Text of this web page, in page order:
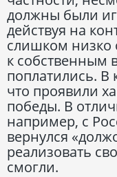
должны были
действуя на
слишком низко
к собственным
поплатились.
что проявили
победы. В
например, с
вернулся
реализовать
смогли.